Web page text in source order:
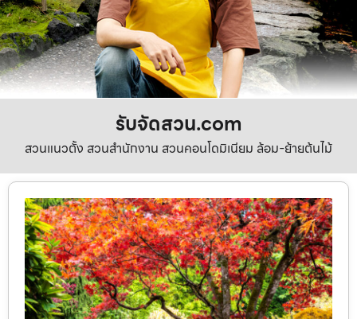
รับจัดสวน.com
สวนแนวตั้ง สวนสำนักงาน สวนคอนโดมิเนียม ล้อม-ย้ายต้นไม้